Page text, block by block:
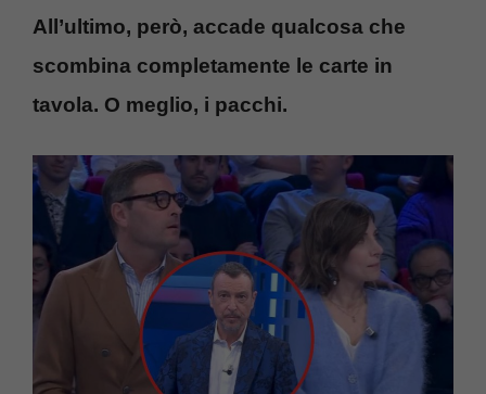
All’ultimo, però, accade qualcosa che
scombina completamente le carte in
tavola. O meglio, i pacchi.